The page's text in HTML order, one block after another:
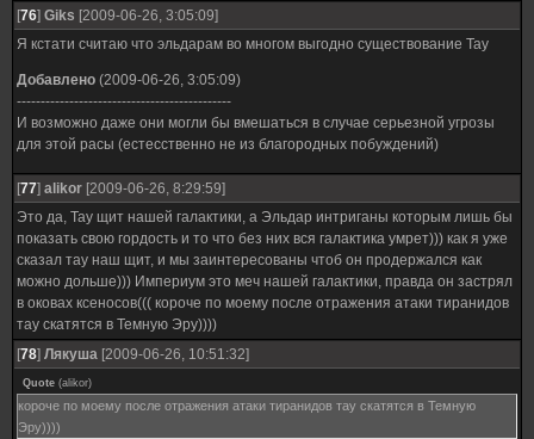
[76] Giks [2009-06-26, 3:05:09]
Я кстати считаю что эльдарам во многом выгодно существование Тау
Добавлено (2009-06-26, 3:05:09)
---------------------------------------------
И возможно даже они могли бы вмешаться в случае серьезной угрозы
для этой расы (естесственно не из благородных побуждений)
[77] alikor [2009-06-26, 8:29:59]
Это да, Тау щит нашей галактики, а Эльдар интриганы которым лишь бы
показать свою гордость и то что без них вся галактика умрет))) как я уже
сказал тау наш щит, и мы заинтересованы чтоб он продержался как
можно дольше))) Империум это меч нашей галактики, правда он застрял
в оковах ксеносов((( короче по моему после отражения атаки тиранидов
тау скатятся в Темную Эру))))
[78] Лякуша [2009-06-26, 10:51:32]
Quote (alikor)
короче по моему после отражения атаки тиранидов тау скатятся в Темную
Эру))))